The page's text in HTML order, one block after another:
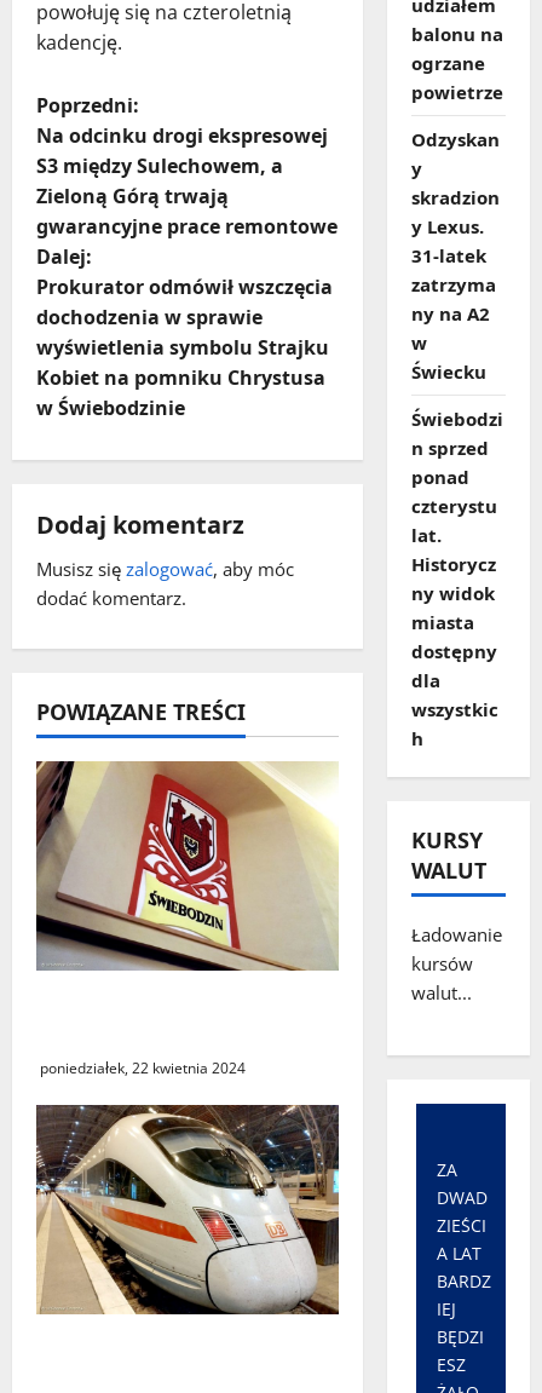
powołuję się na czteroletnią
kadencję.
Z
o
b
a
c
z
w
p
i
s
Poprzedni:
Na odcinku drogi ekspresowej
S3 między Sulechowem, a
Zieloną Górą trwają
gwarancyjne prace remontowe
Dalej:
Prokurator odmówił wszczęcia
dochodzenia w sprawie
wyświetlenia symbolu Strajku
Kobiet na pomniku Chrystusa
w Świebodzinie
Dodaj komentarz
Musisz się zalogować, aby móc
dodać komentarz.
POWIĄZANE TREŚCI
poniedziałek, 22 kwietnia 2024
udziałem
balonu na
ogrzane
powietrze
Odzyskan
y
skradzion
y Lexus.
31‑latek
zatrzyma
ny na A2
w
Świecku
Świebodzi
n sprzed
ponad
czterystu
lat.
Historycz
ny widok
miasta
dostępny
dla
wszystkic
h
KURSY
WALUT
Ładowanie
kursów
walut...
ZA
DWAD
ZIEŚCI
A LAT
BARDZ
IEJ
BĘDZI
ESZ